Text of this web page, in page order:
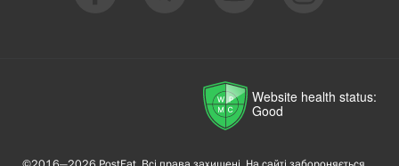
Website health status:
Good